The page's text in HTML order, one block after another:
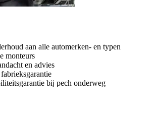
aan alle automerken- en typen
monteurs
en advies
bij pech onderweg